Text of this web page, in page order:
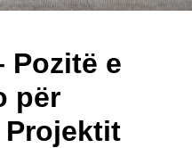
Pozitë e
për
Projektit